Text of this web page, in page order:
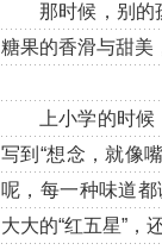
那时候，别的孩
糖果的香滑与甜美
上小学的时候，
写到“想念，就像
呢，每一种味道
大大的“红五星”，